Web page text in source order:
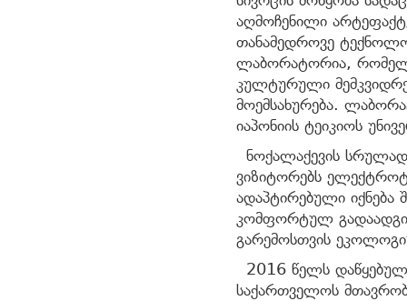
აღმოჩენილი
თანამედროვე
ლაბორატორია,
კულტურული
მოემსახურება.
იაპონიის ტეიკიოს
ნოქალაქევის
ვიზიტორებს
ადაპტირებული იქნება
კომფორტულ
გარემოსთვის
2016 წელს დაწყებულ
საქართველოს